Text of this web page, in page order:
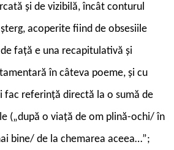
și de vizibilă, încât conturul
acoperite fiind de obsesiile
față e una recapitulativă și
în câteva poeme, și cu
fac referință directă la o sumă de
(„după o viață de om plină-ochi/ în
bine/ de la chemarea aceea…”;